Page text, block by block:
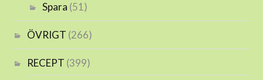
Spara (51)
ÖVRIGT (266)
RECEPT (399)